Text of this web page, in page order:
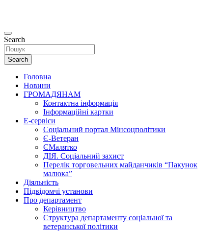
Search
Search
Головна
Новини
ГРОМАДЯНАМ
Контактна інформація
Інформаційні картки
Е-сервіси
Соціальний портал Мінсоцполітики
Є-Ветеран
ЄМалятко
ДІЯ. Соціальний захист
Перелік торговельних майданчиків “Пакунок
малюка”
Діяльність
Підвідомчі установи
Про департамент
Керівництво
Структура департаменту соціальної та
ветеранської політики